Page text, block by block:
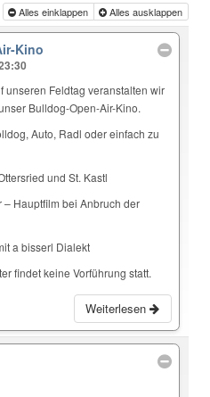
Alles einklappen Alles ausklappen
Kino
unseren Feldtag veranstalten wir
Bulldog-Open-Air-Kino.
Auto, Radl oder einfach zu
und St. Kastl
– Hauptfilm bei Anbruch der
a bisserl Dialekt
findet keine Vorführung statt.
Weiterlesen